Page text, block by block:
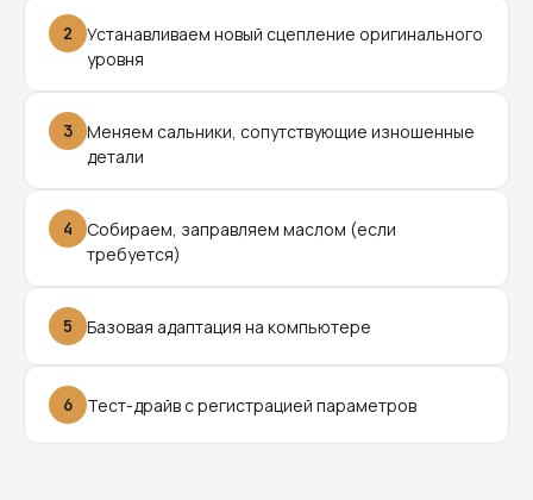
2
Устанавливаем новый сцепление оригинального
уровня
3
Меняем сальники, сопутствующие изношенные
детали
4
Собираем, заправляем маслом (если
требуется)
5 Базовая адаптация на компьютере
6 Тест-драйв с регистрацией параметров